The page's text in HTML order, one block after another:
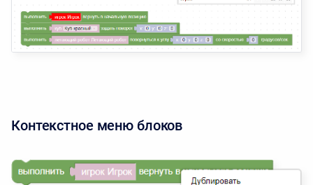
Контекстное меню блоков